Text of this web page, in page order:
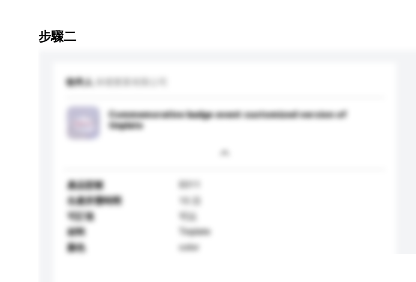
步驟二
收件人
Commemorative badge event customized version of
tinplate
產品型號
生產所需時間
可訂造
可以
材料
Tinplate
顏色
color